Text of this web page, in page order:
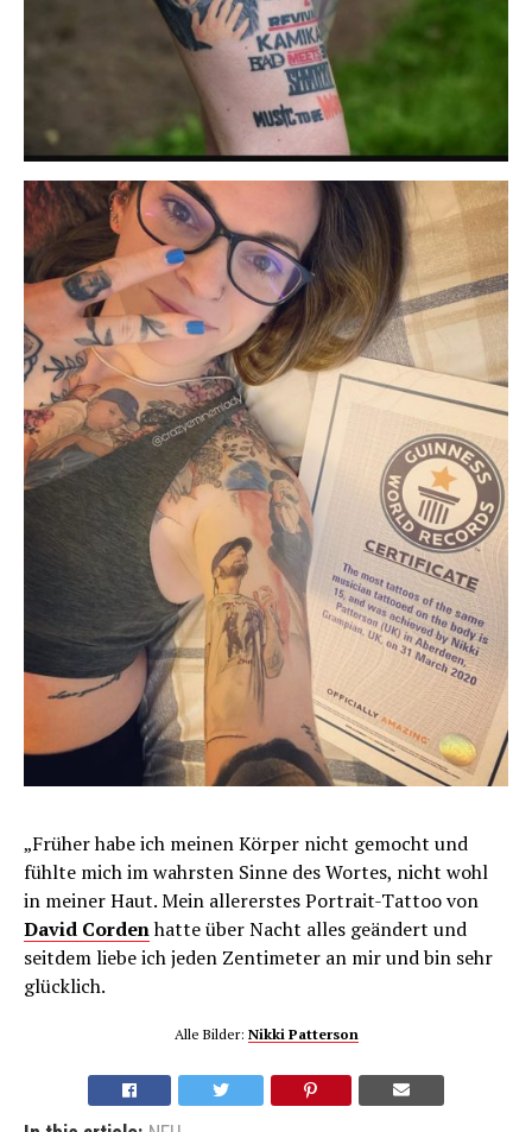
„Früher habe ich meinen Körper nicht gemocht und
fühlte mich im wahrsten Sinne des Wortes, nicht wohl
in meiner Haut. Mein allererstes Portrait-Tattoo von
David Cordenhatte über Nacht alles geändert und
seitdem liebe ich jeden Zentimeter an mir und bin sehr
glücklich.
Alle Bilder: Nikki Patterson